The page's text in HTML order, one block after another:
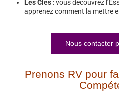
Les Clés : vous découvrez
apprenez comment la mettre
Nous contacter
Prenons RV pour